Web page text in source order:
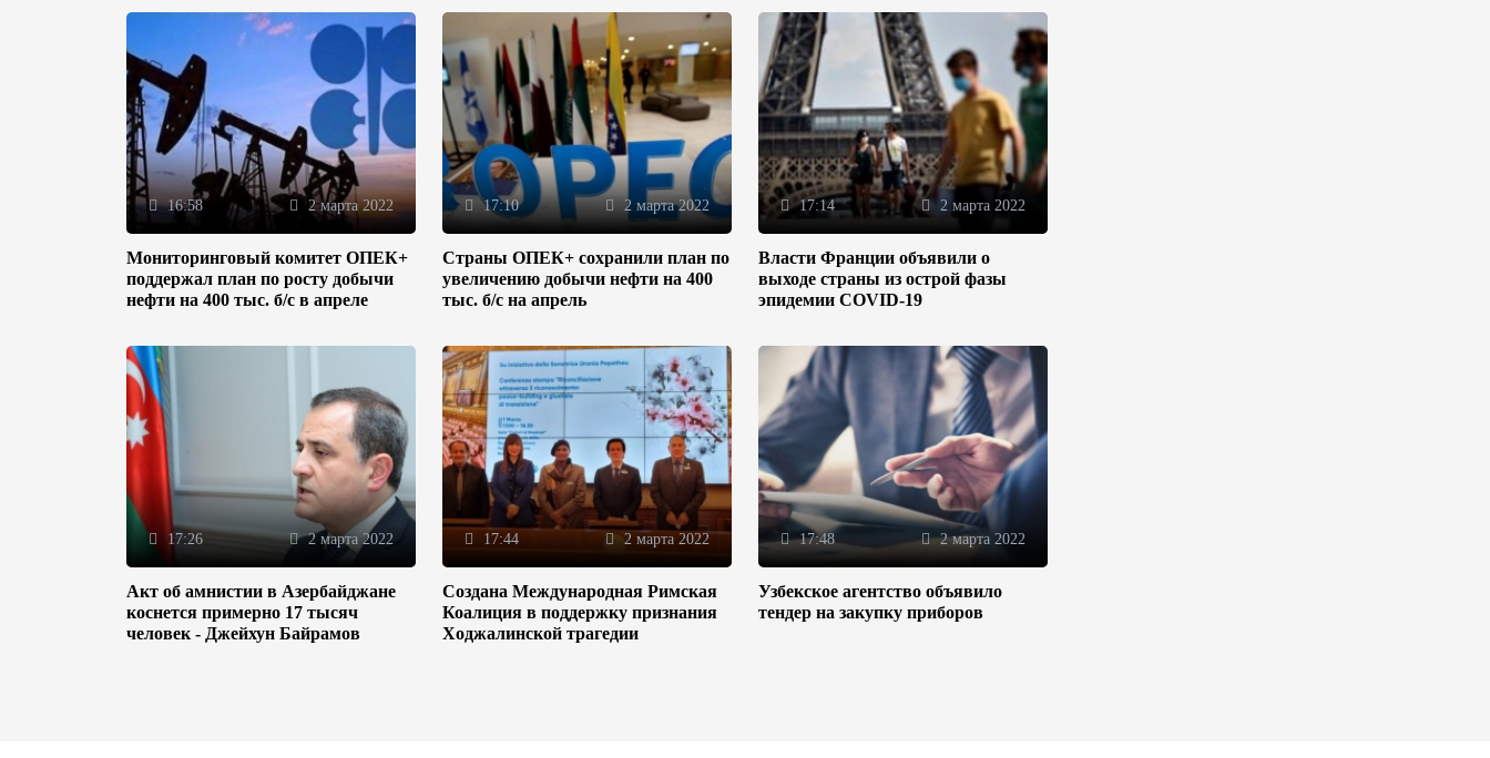
16:58 2 марта 2022
Мониторинговый комитет ОПЕК+
поддержал план по росту добычи
нефти на 400 тыс. б/с в апреле
17:10 2 марта 2022
Страны ОПЕК+ сохранили план по
увеличению добычи нефти на 400
тыс. б/с на апрель
17:14 2 марта 2022
Власти Франции объявили о
выходе страны из острой фазы
эпидемии COVID-19
17:26 2 марта 2022
Акт об амнистии в Азербайджане
коснется примерно 17 тысяч
человек - Джейхун Байрамов
17:44 2 марта 2022
Создана Международная Римская
Коалиция в поддержку признания
Ходжалинской трагедии
17:48 2 марта 2022
Узбекское агентство объявило
тендер на закупку приборов